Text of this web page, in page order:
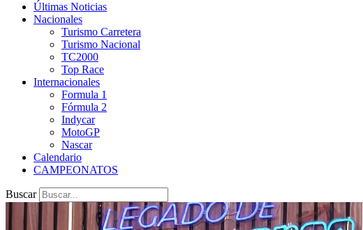
Últimas Noticias
Nacionales
Turismo Carretera
Turismo Nacional
TC2000
Top Race
Internacionales
Formula 1
Fórmula 2
Indycar
MotoGP
Nascar
Calendario
CAMPEONATOS
Buscar